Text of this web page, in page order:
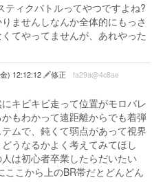
ティクバトルってやつですよね?
ませんしなんか全体的にもっさ
てやってませんが、あれやった
) 12:12:12 修正 fa29a@4c8ae
キビキビ走って位置がモロバレ
もわかって遠距離からでも着弾
ムで、鈍くて弱点があって視界
うなるかよく考えてみてほし
は初心者卒業したらだいたい
ここから上のBR帯だとどんどん